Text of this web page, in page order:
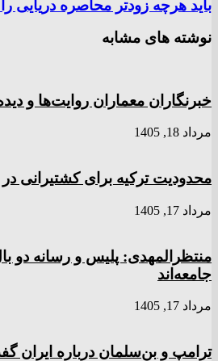
باید هرچه زودتر محاصره دریایی
نوشته های مشابه
خبرنگاران معماران روایت‌ها و
مرداد 18, 1405
محدودیت ترکیه برای کشتیرانی
مرداد 17, 1405
منتظرالمهدی: پلیس و رسانه دو
جامعه‌اند
مرداد 17, 1405
ترامپ و بن‌سلمان درباره ایران